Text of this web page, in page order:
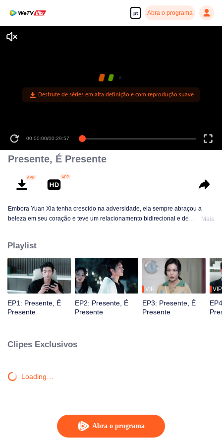
pt Abra o programa
Abra o programa
Presente, É Presente
Embora Yuan Xia tenha crescido na adversidade, ela sempre abraçou a
beleza em seu coração e teve um relacionamento bidirecional e de
Mais
Playlist
EP1: Presente, É
Presente
EP2: Presente, É
Presente
VIP
EP3: Presente, É
Presente
VIP
Clipes Exclusivos
Loading…